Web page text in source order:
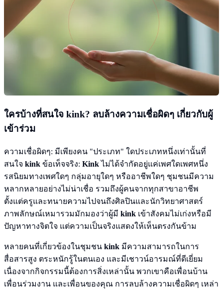
ใครบ้างที่สนใจ kink? ลบล้างความเชื่อผิดๆ เกี่ยวกับผู้
เข้าร่วม
ความเชื่อผิดๆ: มีเพียงคน "ประเภท" ใดประเภทหนึ่งเท่านั้นที่
สนใจ kink ข้อเท็จจริง: Kinkไม่ได้จำกัดอยู่แค่เพศใดเพศหนึ่ง
รสนิยมทางเพศใดๆ กลุ่มอายุใดๆ หรืออาชีพใดๆ ชุมชนมีความ
หลากหลายอย่างไม่น่าเชื่อ รวมถึงผู้คนจากทุกสาขาอาชีพ
ตั้งแต่ครูและทนายความไปจนถึงศิลปินและนักวิทยาศาสตร์
ภาพลักษณ์เหมารวมมักมองว่าผู้มี kink เข้าสังคมไม่เก่งหรือมี
ปัญหาทางจิตใจ แต่ความเป็นจริงแสดงให้เห็นตรงกันข้าม
หลายคนที่เกี่ยวข้องในชุมชน kink มีความสามารถในการ
สื่อสารสูง ตระหนักรู้ในตนเอง และมีเชาวน์อารมณ์ที่ดีเยี่ยม
เนื่องจากกิจกรรมนี้ต้องการสิ่งเหล่านั้น พวกเขาคือเพื่อนบ้าน
เพื่อนร่วมงาน และเพื่อนของคุณ การลบล้างความเชื่อผิดๆ เหล่า